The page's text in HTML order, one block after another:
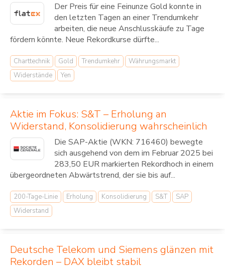
Der Preis für eine Feinunze Gold konnte in
den letzten Tagen an einer Trendumkehr
arbeiten, die neue Anschlusskäufe zu Tage
fördern könnte. Neue Rekordkurse dürfte...
Charttechnik Gold Trendumkehr
Währungsmarkt
Widerstände
Yen
Aktie im Fokus: S&T – Erholung an
Widerstand, Konsolidierung wahrscheinlich
Die SAP-Aktie (WKN: 716460) bewegte
sich ausgehend von dem im Februar 2025 bei
283,50 EUR markierten Rekordhoch in einem
übergeordneten Abwärtstrend, der sie bis auf...
200-Tage-Linie Erholung Konsolidierung S&T
SAP
Widerstand
Deutsche Telekom und Siemens glänzen mit
Rekorden – DAX bleibt stabil